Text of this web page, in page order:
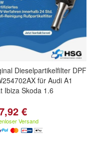
Dieselpartikelfilter DPF
für Audi A1
Ibiza Skoda 1.6
€
Versand